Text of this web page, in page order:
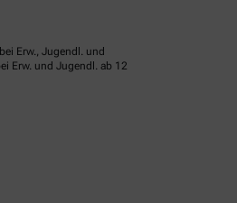
Erw., Jugendl. und
Erw. und Jugendl. ab 12